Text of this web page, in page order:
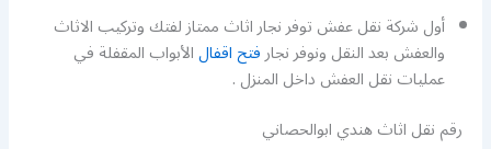
أول شركة نقل عفش توفر نجار اثاث ممتاز لفتك وتركيب الاثاث
والعفش بعد النقل ونوفر نجارفتح اقفالالأبواب المقفلة في
عمليات نقل العفش داخل المنزل .
رقم نقل اثاث هندي ابوالحصاني